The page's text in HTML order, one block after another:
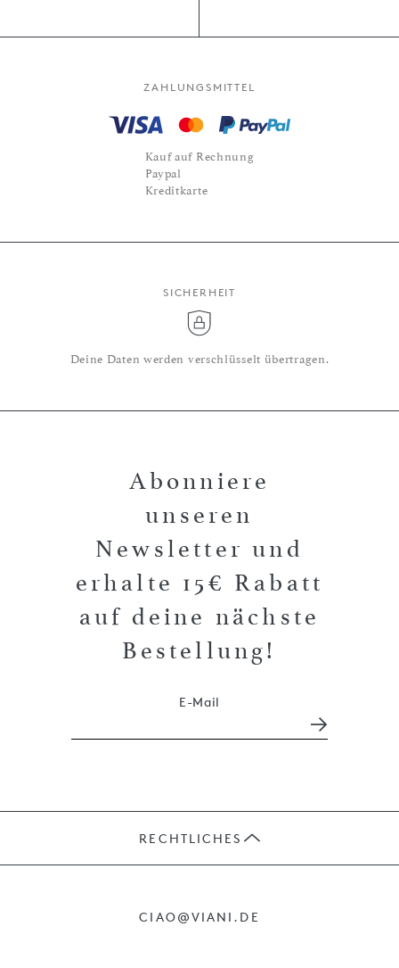
ZAHLUNGSMITTEL
Kauf auf Rechnung
Paypal
Kreditkarte
SICHERHEIT
Deine Daten werden verschlüsselt übertragen.
Abonniere
unseren
Newsletter und
erhalte 15€ Rabatt
auf deine nächste
Bestellung!
E-Mail
RECHTLICHES
CIAO@VIANI.DE